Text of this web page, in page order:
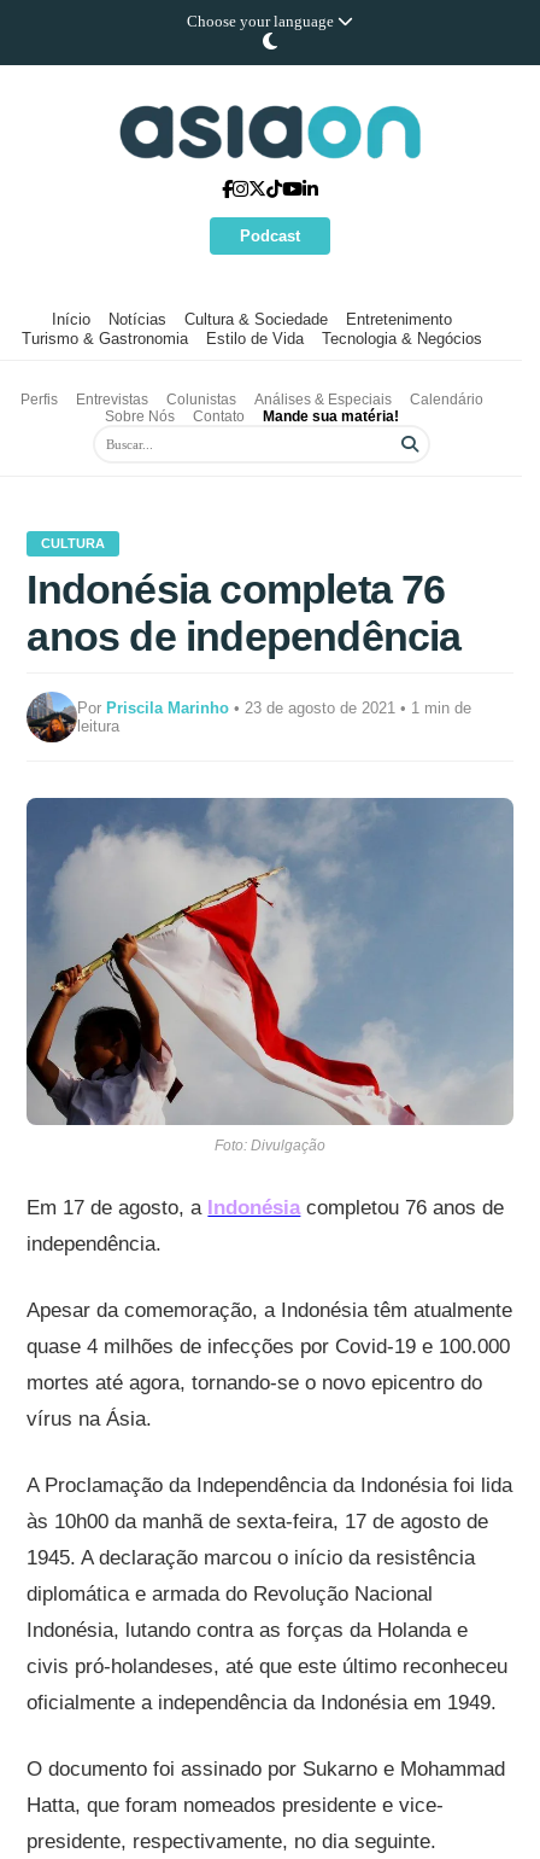
Choose your language
Podcast
Início Notícias Cultura & Sociedade
Entretenimento
Turismo & Gastronomia
Estilo de Vida Tecnologia & Negócios
Perfis Entrevistas Colunistas Análises & Especiais
Calendário
Sobre Nós
Contato Mande sua matéria!
CULTURA
Indonésia completa 76
anos de independência
Por Priscila Marinho • 23 de agosto de 2021 • 1 min de
leitura
Foto: Divulgação
Em 17 de agosto, a Indonésiacompletou 76 anos de
independência.
Apesar da comemoração, a Indonésia têm atualmente
quase 4 milhões de infecções por Covid-19 e 100.000
mortes até agora, tornando-se o novo epicentro do
vírus na Ásia.
A Proclamação da Independência da Indonésia foi lida
às 10h00 da manhã de sexta-feira, 17 de agosto de
1945. A declaração marcou o início da resistência
diplomática e armada do Revolução Nacional
Indonésia, lutando contra as forças da Holanda e
civis pró-holandeses, até que este último reconheceu
oficialmente a independência da Indonésia em 1949.
O documento foi assinado por Sukarno e Mohammad
Hatta, que foram nomeados presidente e vice-
presidente, respectivamente, no dia seguinte.